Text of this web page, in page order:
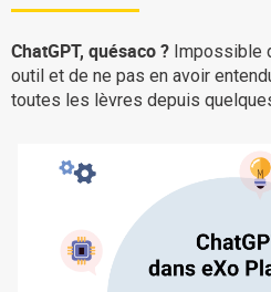
La Plateforme
Pourquoi eXo
Mobile
Intégrations
IA maitrisée
ChatGPT, quésaco ? Impossible
outil et de ne pas en avoir
toutes les lèvres depuis